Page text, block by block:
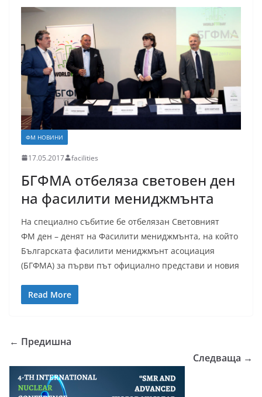
ФМ НОВИНИ
17.05.2017 facilities
БГФМА отбеляза световен ден
на фасилити мениджмънта
На специално събитие бе отбелязан Световният
ФМ ден – денят на Фасилити мениджмънта, на който
Българската фасилити мениджмънт асоциация
(БГФМА) за първи път официално представи и новия
Read More
← Предишна
Следваща →